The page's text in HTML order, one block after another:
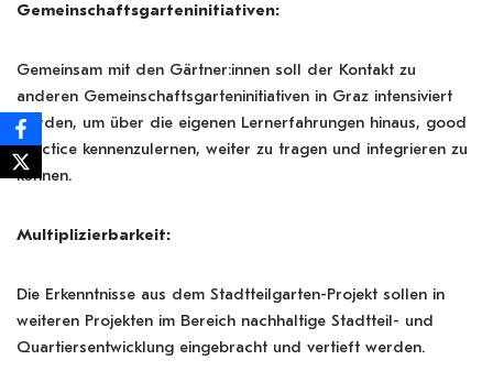
Gemeinschaftsgarteninitiativen:
Gemeinsam mit den Gärtner:innen soll der Kontakt zu
anderen Gemeinschaftsgarteninitiativen in Graz intensiviert
werden, um über die eigenen Lernerfahrungen hinaus, good
practice kennenzulernen, weiter zu tragen und integrieren zu
können.
Multiplizierbarkeit:
Die Erkenntnisse aus dem Stadtteilgarten-Projekt sollen in
weiteren Projekten im Bereich nachhaltige Stadtteil- und
Quartiersentwicklung eingebracht und vertieft werden.